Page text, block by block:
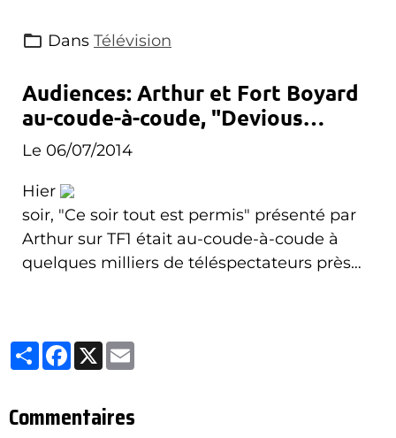
soirée. Nicolas Sarkozy interdisait le
première partie de soirée après 20h35.
Désormais France Télévisions pourra
commencer à émettre après cette heure-ci.
Dans Télévision
Audiences: Arthur et Fort Boyard
au-coude-à-coude, "Devious
Maids" continue de plonger
Le 06/07/2014
Hier
soir, "Ce soir tout est permis" présenté par
Arthur sur TF1 était au-coude-à-coude à
quelques milliers de téléspectateurs près
déscente et se font talonner par France5.
Partager
Facebook
X
Commentaires